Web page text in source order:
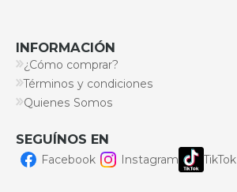
INFORMACIÓN
¿Cómo comprar?
Términos y condiciones
Quienes Somos
SEGUÍNOS EN
Facebook Instagram TikTok